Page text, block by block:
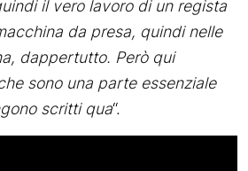
il vero lavoro di un regista
da presa, quindi nelle
dappertutto. Però qui
sono una parte essenziale
scritti qua“.